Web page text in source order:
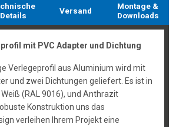
Details
Versand
Montage &
Downloads
mit PVC Adapter und Dichtung
Verlegeprofil aus Aluminium wird mit
und zwei Dichtungen geliefert. Es ist in
(RAL 9016), und Anthrazit
Konstruktion uns das
verleihen Ihrem Projekt eine